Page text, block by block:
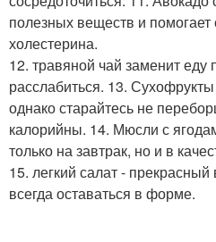
полезных веществ и помогает
холестерина.
12. травяной чай заменит
расслабиться. 13.
однако старайтесь не
калорийны. 14. Мюсли с
только на завтрак, но и в
15. легкий салат -
всегда оставаться в форме.